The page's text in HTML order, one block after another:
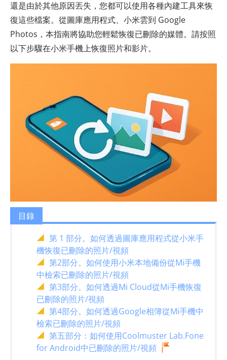
還是由於其他原因丟失，您都可以使用各種內建工具來恢
復這些檔案。從圖庫應用程式、小米雲到 Google
Photos，本指南將協助您輕鬆恢復已刪除的媒體。請按照
以下步驟在小米手機上恢復照片和影片。
目錄
第 1 部分。如何透過圖庫應用程式從小米手
機恢復已刪除的照片/視頻
第2部分。如何使用小米本地備份從Mi手機
中檢索已刪除的照片/視頻
第3部分。如何透過Mi Cloud從Mi手機恢復
已刪除的照片/視頻
第4部分。如何透過Google相簿從Mi手機中
檢索已刪除的照片/視頻
第五部分：如何使用Coolmuster Lab.Fone
for Android中已刪除的照片/視頻